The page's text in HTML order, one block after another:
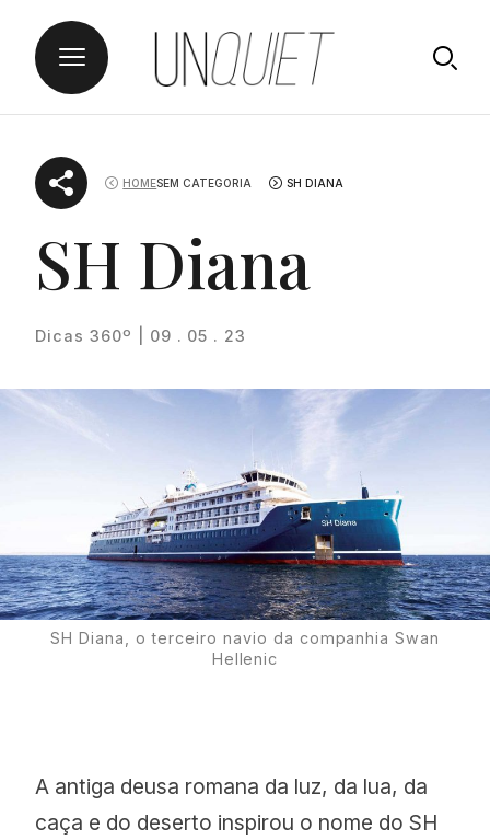
content
Proudly
HOMESEM CATEGORIA SH DIANA
SH Diana
Dicas 360º | 09 . 05 . 23
SH Diana, o terceiro navio da companhia Swan
Hellenic
A antiga deusa romana da luz, da lua, da
caça e do deserto inspirou o nome do SH